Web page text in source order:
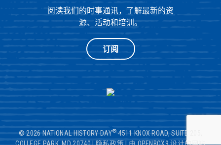
阅读我们的时事通讯，了解最新的资
源、活动和培训。
订阅
© 2026 NATIONAL HISTORY DAY® 4511 KNOX ROAD, SUITE 205,